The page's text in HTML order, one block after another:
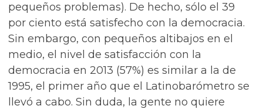
pequeños problemas). De hecho, sólo el 39
por ciento está satisfecho con la democracia.
Sin embargo, con pequeños altibajos en el
medio, el nivel de satisfacción con la
democracia en 2013 (57%) es similar a la de
1995, el primer año que el Latinobarómetro se
llevó a cabo. Sin duda, la gente no quiere